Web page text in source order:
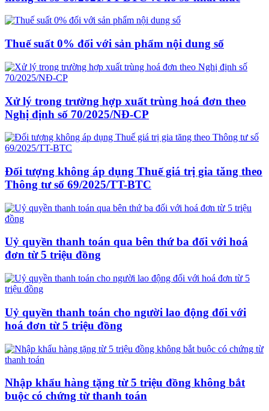
Thuế suất 0% đối với sản phẩm nội dung số
Xử lý trong trường hợp xuất trùng hoá đơn theo
Nghị định số 70/2025/NĐ-CP
Đối tượng không áp dụng Thuế giá trị gia tăng theo
Thông tư số 69/2025/TT-BTC
Uỷ quyền thanh toán qua bên thứ ba đối với hoá
đơn từ 5 triệu đồng
Uỷ quyền thanh toán cho người lao động đối với
hoá đơn từ 5 triệu đồng
Nhập khẩu hàng tặng từ 5 triệu đồng không bắt
buộc có chứng từ thanh toán